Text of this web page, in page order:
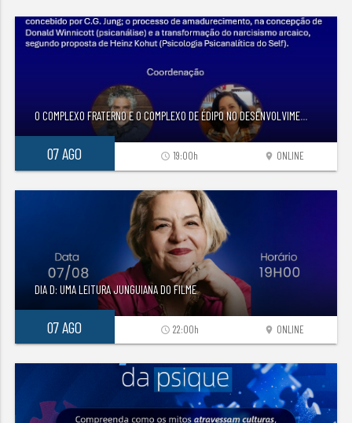
O COMPLEXO FRATERNO E O COMPLEXO DE ÉDIPO NO DESENVOLVIME...
07 AGO location_on ONLINE
access_time 19:00h
DIA D: UMA LEITURA JUNGUIANA DO FILME
07 AGO location_on ONLINE
access_time 22:00h